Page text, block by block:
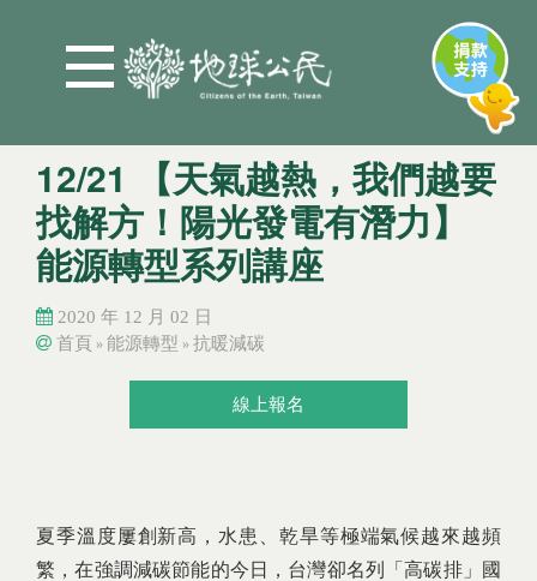
12/21 【天氣越熱，我們越要
找解方！陽光發電有潛力】
能源轉型系列講座
2020 年 12 月 02 日
您在這裡
首頁 » 能源轉型 » 抗暖減碳
線上報名
夏季溫度屢創新高，水患、乾旱等極端氣候越來越頻
繁，在強調減碳節能的今日，台灣卻名列「高碳排」國